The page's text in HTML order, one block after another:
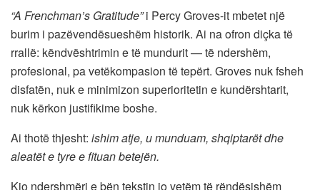
“A Frenchman’s Gratitude”i Percy Groves-it mbetet një
burim i pazëvendësueshëm historik. Ai na ofron diçka të
rrallë: këndvështrimin e të mundurit — të ndershëm,
profesional, pa vetëkompasion të tepërt. Groves nuk fsheh
disfatën, nuk e minimizon superioritetin e kundërshtarit,
nuk kërkon justifikime boshe.
Ai thotë thjesht: ishim atje, u munduam, shqiptarët dhe
aleatët e tyre e fituan betejën.
Kjo ndershmëri e bën tekstin jo vetëm të rëndësishëm